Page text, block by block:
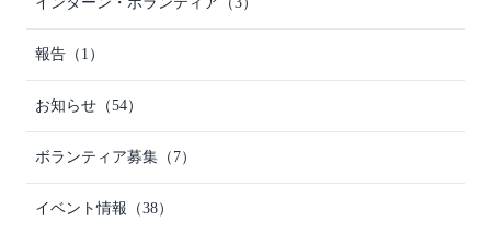
報告（1）
お知らせ（54）
ボランティア募集（7）
イベント情報（38）